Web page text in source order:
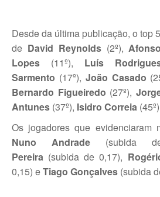
Torneio Extracarnes IV
Galeria 2013
Open S. Martinho
Open Aniversário
Torneio Raqueta por um Sorriso
Masters Torneio Escada
Inter-Clubes +35
Desde da última publicação, o top
de David Reynolds(2º),
Lopes (11º), Luís
Sarmento (17º), João Casado
Bernardo Figueiredo (27º),
Antunes (37º), Isidro Correia
Os jogadores que evidenciaram
Nuno Andrade (subida
Pereira (subida de 0,17),
0,15) eTiago Gonçalves (subida